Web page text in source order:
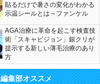
貼るだけで暑さの変化がわかる
示温シールとは～ファンケル
AGA治療に革命を起こす検査技
術「スキャビジョン」銀クリが
提示する新しい薄毛治療のあり
方
編集部オススメ